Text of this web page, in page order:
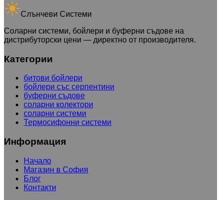
Слънчеви Системи
Соларни системи, бойлери и буферни съдове на
дистрибуторски цени — директно от производителя.
Категории
битови бойлери
бойлери със серпентини
буферни съдове
соларни колектори
соларни системи
Термосифонни системи
Информация
Начало
Магазин в София
Блог
Контакти